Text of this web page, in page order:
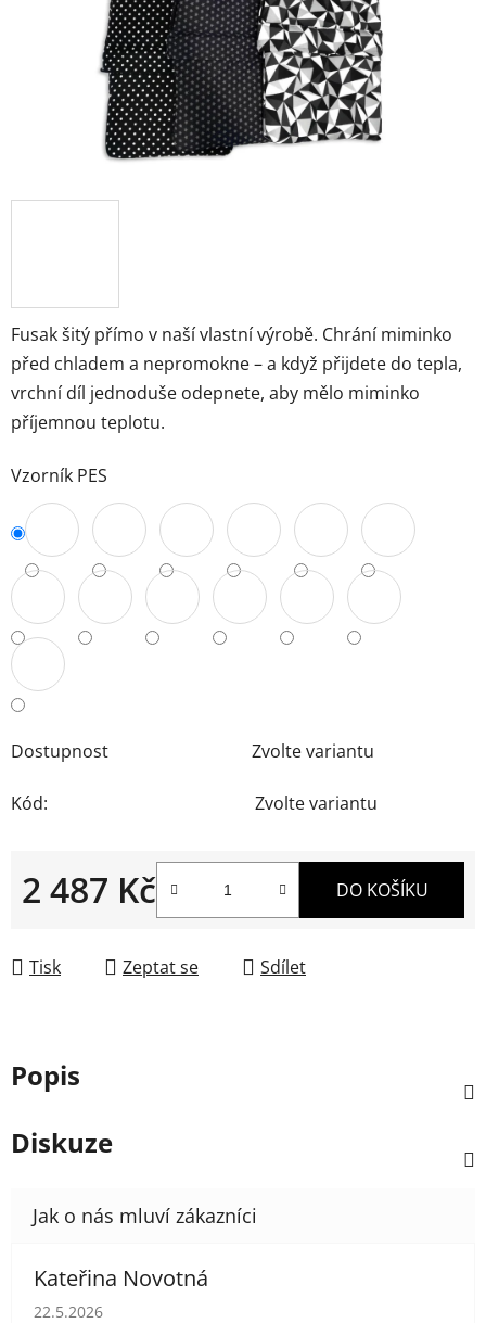
Fusak šitý přímo v naší vlastní výrobě. Chrání miminko
před chladem a nepromokne – a když přijdete do tepla,
vrchní díl jednoduše odepnete, aby mělo miminko
příjemnou teplotu.
Vzorník PES
Dostupnost Zvolte variantu
Kód: Zvolte variantu
2 487 Kč DO KOŠÍKU
Tisk Zeptat se Sdílet
Popis
Diskuze
Kateřina Novotná
Hodnocení obchodu je 5 z 5 hvězdiček.
22.5.2026